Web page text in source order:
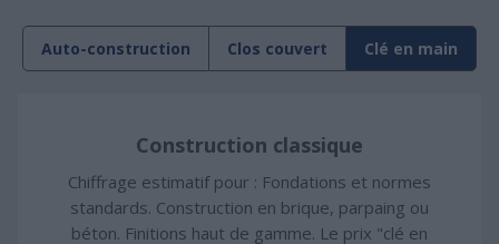
Auto-construction Clos couvert Clé en main
Construction classique
Chiffrage estimatif pour : Fondations et normes
standards. Construction en brique, parpaing ou
béton. Finitions haut de gamme. Le prix "clé en